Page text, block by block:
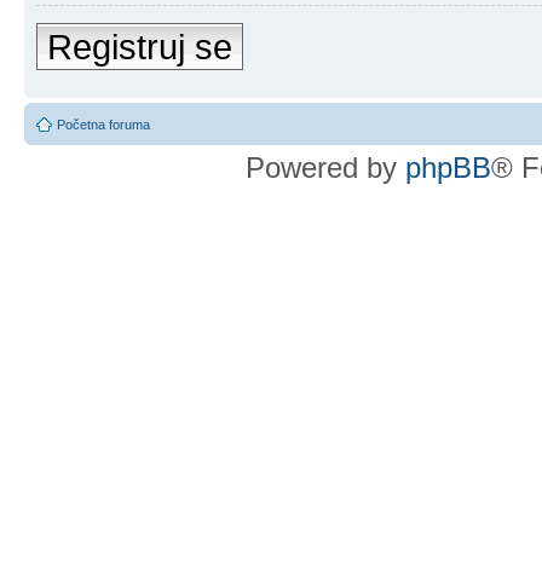
Registruj se
Početna foruma
Powered by phpBB®